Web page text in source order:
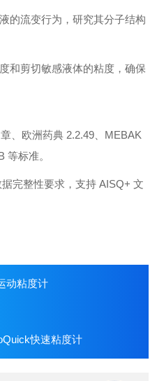
的流变行为，研究其分子结构
和剪切敏感液体的粘度，确保
、欧洲药典 2.2.49、MEBAK
等标准。
完整性要求，支持 AISQ+ 文
动粘度计
快速粘度计